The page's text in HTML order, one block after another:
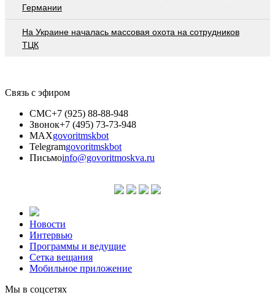
Германии
На Украине началась массовая охота на сотрудников
ТЦК
Связь с эфиром
СМС+7 (925) 88-88-948
Звонок+7 (495) 73-73-948
MAXgovoritmskbot
Telegramgovoritmskbot
Письмоinfo@govoritmoskva.ru
Новости
Интервью
Программы и ведущие
Сетка вещания
Мобильное приложение
Мы в соцсетях